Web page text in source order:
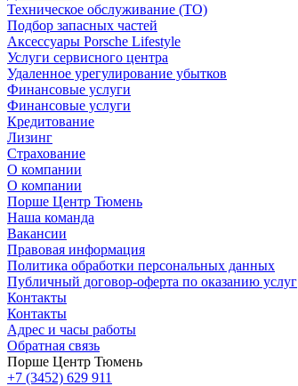
Техническое обслуживание (ТО)
Подбор запасных частей
Аксессуары Porsche Lifestyle
Услуги сервисного центра
Удаленное урегулирование убытков
Финансовые услуги
Финансовые услуги
Кредитование
Лизинг
Страхование
О компании
О компании
Порше Центр Тюмень
Наша команда
Вакансии
Правовая информация
Политика обработки персональных данных
Публичный договор-оферта по оказанию услуг
Контакты
Контакты
Адрес и часы работы
Обратная связь
Порше Центр Тюмень
+7 (3452) 629 911